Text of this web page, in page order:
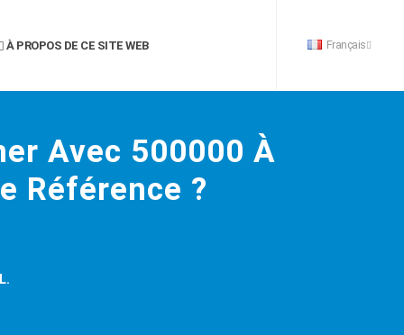
À PROPOS DE CE SITE WEB Français
Avec 500000 À
Référence ?